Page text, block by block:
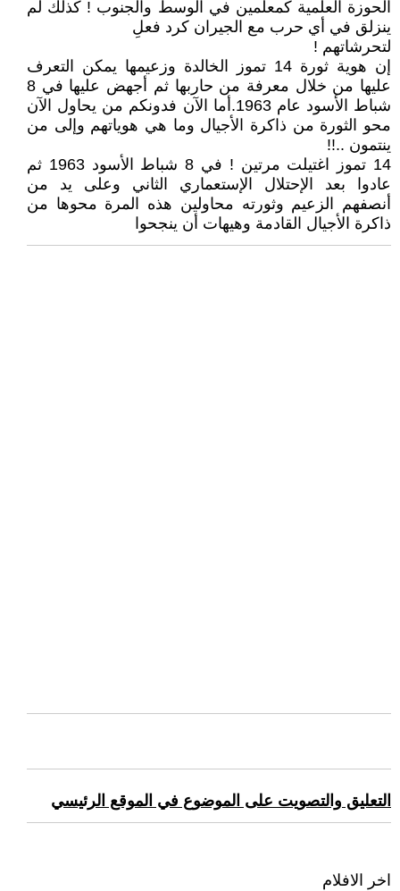
الحوزة العلمية كمعلمين في الوسط والجنوب ! كذلك لم
ينزلق في أي حرب مع الجيران كرد فعلِ
لتحرشاتهم !
إن هوية ثورة 14 تموز الخالدة وزعيمها يمكن التعرف
عليها من خلال معرفة من حاربها ثم أجهض عليها في 8
شباط الأسود عام 1963.أما الآن فدونكم من يحاول الآن
محو الثورة من ذاكرة الأجيال وما هي هوياتهم وإلى من
ينتمون ..!!
14 تموز اغتيلت مرتين ! في 8 شباط الأسود 1963 ثم
عادوا بعد الإحتلال الإستعماري الثاني وعلى يد من
أنصفهم الزعيم وثورته محاولين هذه المرة محوها من
ذاكرة الأجيال القادمة وهيهات أن ينجحوا
التعليق والتصويت على الموضوع في الموقع الرئيسي
اخر الافلام